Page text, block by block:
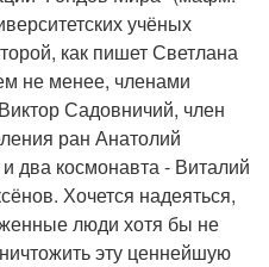
учёных
как пишет Светлана
не менее, членами
Садовничий, член
ран Анатолий
два космонавта - Виталий
Хочется надеяться,
люди хотя бы не
эту ценнейшую